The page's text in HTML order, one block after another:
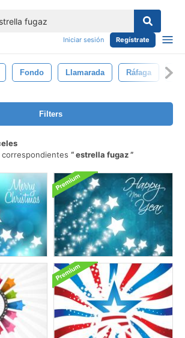
Iniciar sesión Regístrate
Fondo Llamarada Ráfaga
Filters
estrella fugaz